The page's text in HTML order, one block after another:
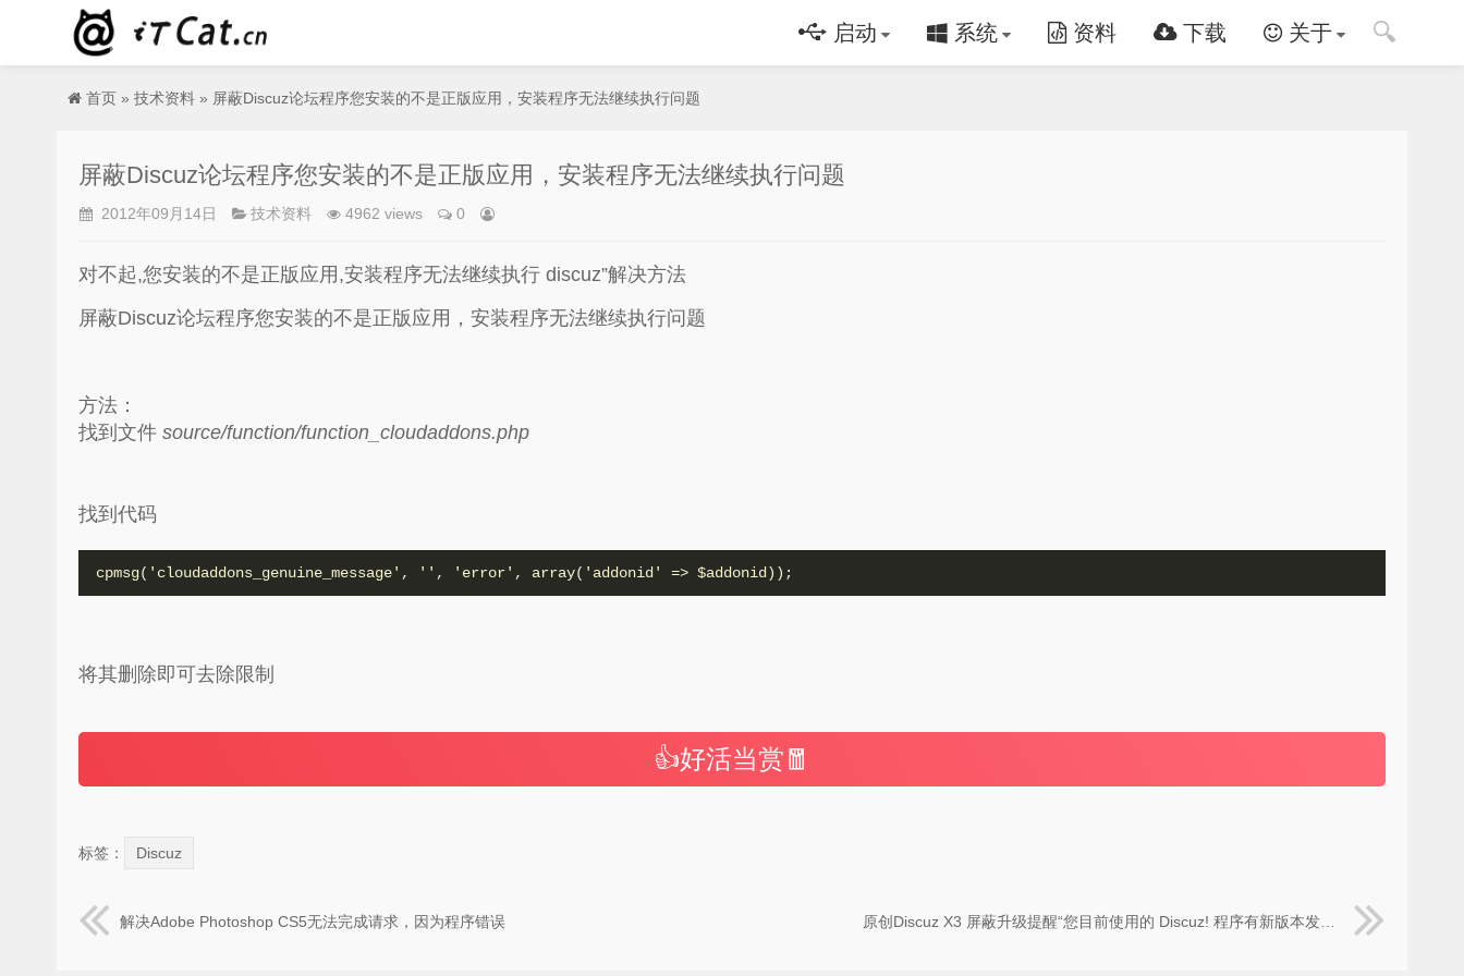
🔍
启动 系统 资料 下载 关于
首页 » 技术资料 » 屏蔽Discuz论坛程序您安装的不是正版应用，安装程序无法继续执行问题
屏蔽Discuz论坛程序您安装的不是正版应用，安装程序无法继续执行问题
2012年09月14日 技术资料 4962 views 0
对不起,您安装的不是正版应用,安装程序无法继续执行 discuz”解决方法
屏蔽Discuz论坛程序您安装的不是正版应用，安装程序无法继续执行问题
方法：
找到文件 source/function/function_cloudaddons.php
找到代码
cpmsg('cloudaddons_genuine_message', '', 'error', array('addonid' => $addonid));
将其删除即可去除限制
谢谢赞赏
（微信扫一扫或长按识别）
👍好活当赏🧧
标签： Discuz
解决Adobe Photoshop CS5无法完成请求，因为程序错误 原创Discuz X3 屏蔽升级提醒“您目前使用的 Discuz! 程序有新版本发布，请及时升级”